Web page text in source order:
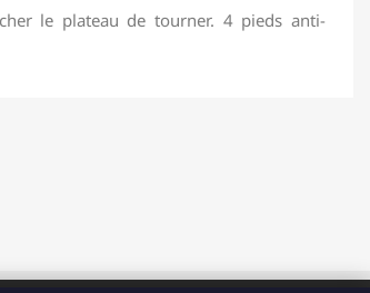
le plateau de tourner. 4 pieds anti-